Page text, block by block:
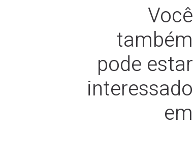
Você
também
pode estar
interessado
em